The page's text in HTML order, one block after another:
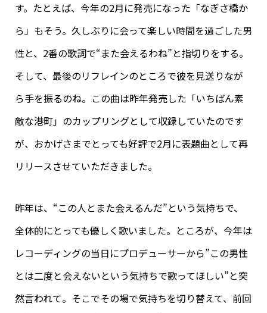
す。たとえば、今年の2月に発売になった「なぎさ橋か
ら」もそう。久しぶりに会って楽しい時間を過ごした男
性と、2番の歌詞で“また会えるわね”と指切りをする。
そして、最後のリフレインのところで彼を見送りなが
ら手を振るのね。この曲は昨年発売した「いちばん素
敵な港町」のカップリングとして収録していたのです
が、おかげさまでとっても好評で2月に表題曲として再
リリースさせていただきました。
昨年は、“この人とまた会えるんだ”という気持ちで、
全体的にとっても優しく歌いました。ところが、今年は
レコーディングの当日にプロデューサーから”この男性
とは二度と会えないという気持ちで歌ってほしい”と突
然言われて。そこでその場で気持ちを切り替えて、前回